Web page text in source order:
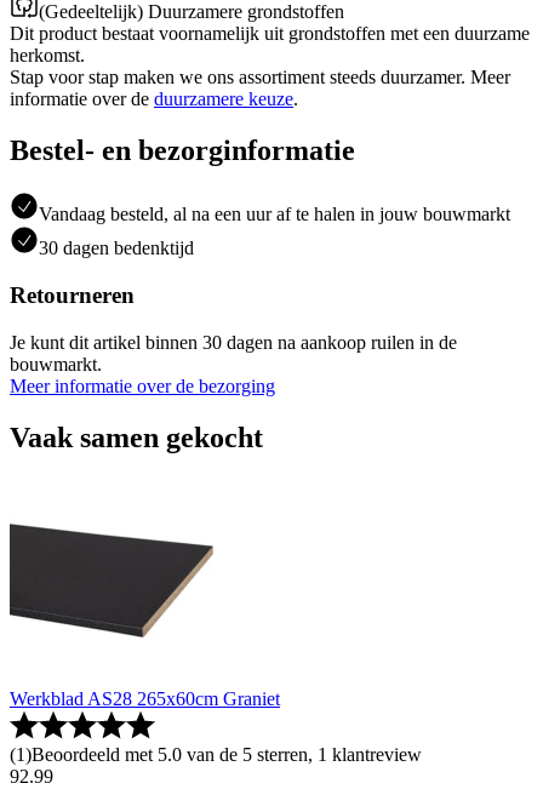
(Gedeeltelijk) Duurzamere grondstoffen
Dit product bestaat voornamelijk uit grondstoffen met een duurzame
herkomst.
Stap voor stap maken we ons assortiment steeds duurzamer. Meer
informatie over de duurzamere keuze.
Bestel- en bezorginformatie
Vandaag besteld, al na een uur af te halen in jouw bouwmarkt
30 dagen bedenktijd
Retourneren
Je kunt dit artikel binnen 30 dagen na aankoop ruilen in de
bouwmarkt.
Meer informatie over de bezorging
Vaak samen gekocht
Werkblad AS28 265x60cm Graniet
(1)Beoordeeld met 5.0 van de 5 sterren, 1 klantreview
92.99